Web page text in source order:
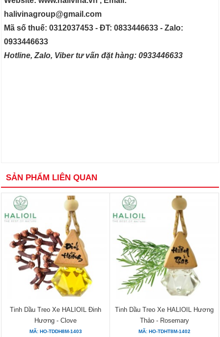
halivinagroup@gmail.com
Mã số thuế: 0312037453 - ĐT: 0833446633 - Zalo:
0933446633
Hotline, Zalo, Viber tư vấn đặt hàng: 0933446633
SẢN PHẨM LIÊN QUAN
Tinh Dầu Treo Xe HALIOIL Đinh
Hương - Clove
MÃ: HO-TDDH8M-1403
Tinh Dầu Treo Xe HALIOIL Hương
Thảo - Rosemary
MÃ: HO-TDHT8M-1402